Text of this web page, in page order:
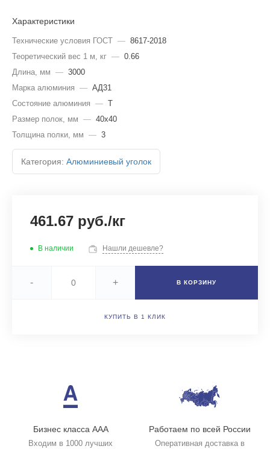
Характеристики
Технические условия ГОСТ — 8617-2018
Теоретический вес 1 м, кг — 0.66
Длина, мм — 3000
Марка алюминия — АД31
Состояние алюминия — Т
Размер полок, мм — 40х40
Толщина полки, мм — 3
Категория: Алюминиевый уголок
461.67 руб./кг
В наличии Нашли дешевле?
- + В КОРЗИНУ
КУПИТЬ В 1 КЛИК
Бизнес класса ААА
Входим в 1000 лучших
Работаем по всей России
Оперативная доставка в